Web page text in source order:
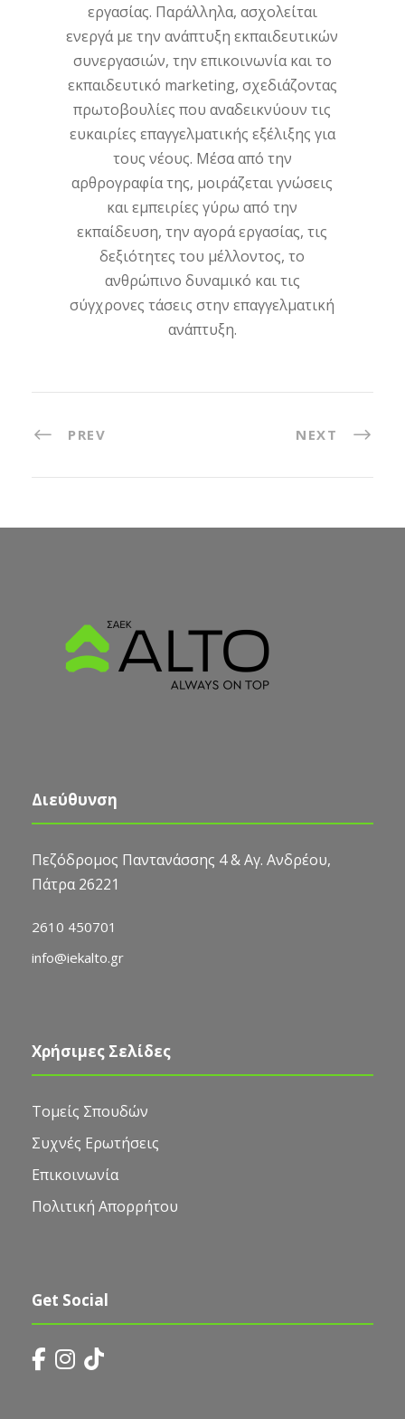
εργασίας. Παράλληλα, ασχολείται
ενεργά με την ανάπτυξη εκπαιδευτικών
συνεργασιών, την επικοινωνία και το
εκπαιδευτικό marketing, σχεδιάζοντας
πρωτοβουλίες που αναδεικνύουν τις
ευκαιρίες επαγγελματικής εξέλιξης για
τους νέους. Μέσα από την
αρθρογραφία της, μοιράζεται γνώσεις
και εμπειρίες γύρω από την
εκπαίδευση, την αγορά εργασίας, τις
δεξιότητες του μέλλοντος, το
ανθρώπινο δυναμικό και τις
σύγχρονες τάσεις στην επαγγελματική
ανάπτυξη.
PREV NEXT
Διεύθυνση
Πεζόδρομος Παντανάσσης 4 & Αγ. Ανδρέου,
Πάτρα 26221
2610 450701
info@iekalto.gr
Χρήσιμες Σελίδες
Τομείς Σπουδών
Συχνές Ερωτήσεις
Επικοινωνία
Πολιτική Απορρήτου
Get Social